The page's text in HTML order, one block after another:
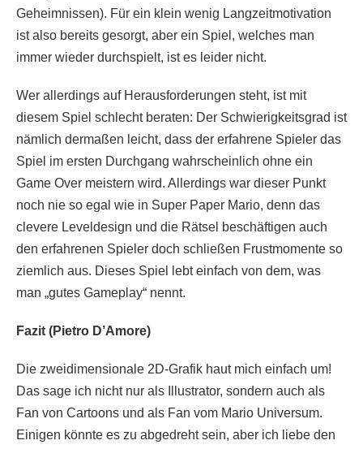
Geheimnissen). Für ein klein wenig Langzeitmotivation
ist also bereits gesorgt, aber ein Spiel, welches man
immer wieder durchspielt, ist es leider nicht.
Wer allerdings auf Herausforderungen steht, ist mit
diesem Spiel schlecht beraten: Der Schwierigkeitsgrad ist
nämlich dermaßen leicht, dass der erfahrene Spieler das
Spiel im ersten Durchgang wahrscheinlich ohne ein
Game Over meistern wird. Allerdings war dieser Punkt
noch nie so egal wie in Super Paper Mario, denn das
clevere Leveldesign und die Rätsel beschäftigen auch
den erfahrenen Spieler doch schließen Frustmomente so
ziemlich aus. Dieses Spiel lebt einfach von dem, was
man „gutes Gameplay“ nennt.
Fazit (Pietro D’Amore)
Die zweidimensionale 2D-Grafik haut mich einfach um!
Das sage ich nicht nur als Illustrator, sondern auch als
Fan von Cartoons und als Fan vom Mario Universum.
Einigen könnte es zu abgedreht sein, aber ich liebe den